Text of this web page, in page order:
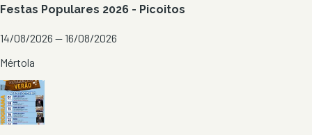
Festas Populares 2026 - Picoitos
14/08/2026 — 16/08/2026
Mértola